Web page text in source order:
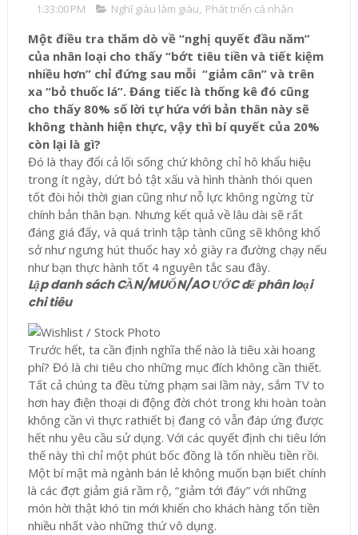
1:33:00 PM Nghĩ giàu làm giàu, Phát triển cá nhân
Một điều tra thăm dò về “nghị quyết đầu năm”
của nhân loại cho thấy “bớt tiêu tiền và tiết kiệm
nhiều hơn” chỉ đứng sau mỗi “giảm cân” và trên
xa “bỏ thuốc lá”. Đáng tiếc là thống kê đó cũng
cho thấy 80% số lời tự hứa với bản thân này sẽ
không thành hiện thực, vậy thì bí quyết của 20%
còn lại là gì?
Đó là thay đổi cả lối sống chứ không chỉ hô khẩu hiệu
trong ít ngày, dứt bỏ tật xấu và hình thành thói quen
tốt đòi hỏi thời gian cũng như nỗ lực không ngừng từ
chính bản thân bạn. Nhưng kết quả về lâu dài sẽ rất
đáng giá đấy, và quá trình tập tành cũng sẽ không khổ
sở như ngưng hút thuốc hay xỏ giày ra đường chạy nếu
như bạn thực hành tốt 4 nguyên tắc sau đây.
Lập danh sách CẦN/MUỐN/AO ƯỚC để phân loại
chi tiêu
Trước hết, ta cần định nghĩa thế nào là tiêu xài hoang
phí? Đó là chi tiêu cho những mục đích không cần thiết.
Tất cả chúng ta đều từng phạm sai lầm này, sắm TV to
hơn hay điện thoại di động đời chót trong khi hoàn toàn
không cần vì thực rathiết bị đang có vẫn đáp ứng được
hết nhu yêu cầu sử dụng. Với các quyết định chi tiêu lớn
thế này thì chỉ một phút bốc đồng là tốn nhiều tiền rồi.
Một bí mật mà ngành bán lẻ không muốn bạn biết chính
là các đợt giảm giá rầm rộ, “giảm tới đáy” với những
món hời thật khó tin mới khiến cho khách hàng tốn tiền
nhiều nhất vào những thứ vô dụng.